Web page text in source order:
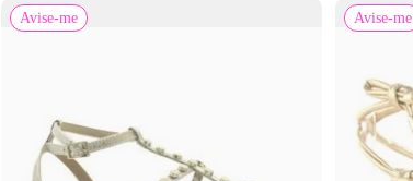
Avise-me Avise-me